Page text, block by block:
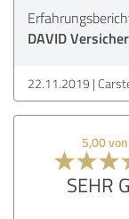
DAVID
22.11.2019
5,00
SEHR